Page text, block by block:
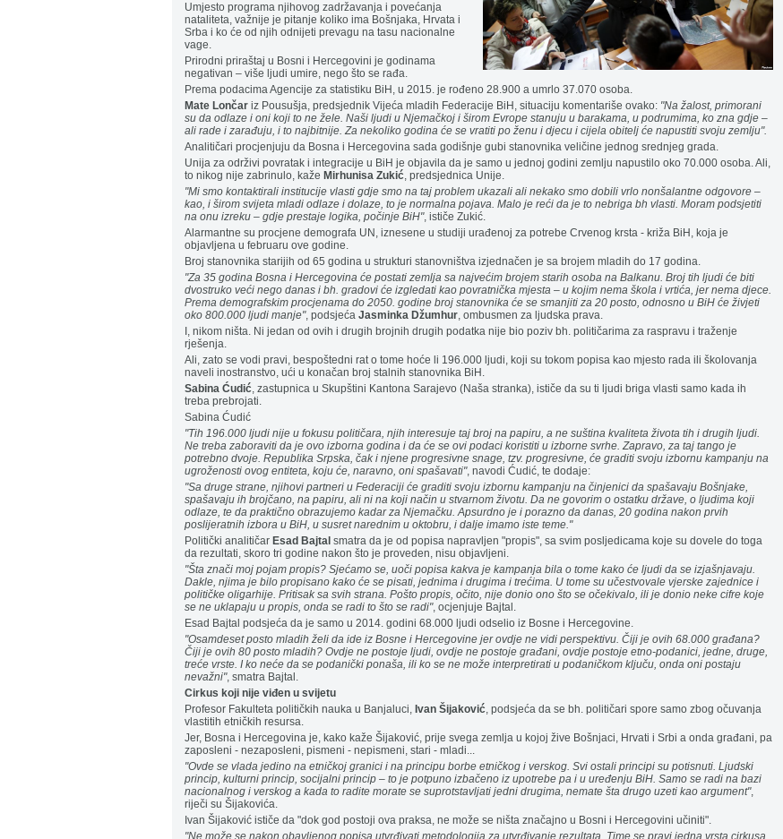
Umjesto programa njihovog zadržavanja i povećanja
nataliteta, važnije je pitanje koliko ima Bošnjaka, Hrvata i
Srba i ko će od njih odnijeti prevagu na tasu nacionalne
vage.
Prirodni priraštaj u Bosni i Hercegovini je godinama
negativan – više ljudi umire, nego što se rađa.
Prema podacima Agencije za statistiku BiH, u 2015. je rođeno 28.900 a umrlo 37.070 osoba.
Mate Lončar iz Pousušja, predsjednik Vijeća mladih Federacije BiH, situaciju komentariše ovako: "Na žalost, primorani
su da odlaze i oni koji to ne žele. Naši ljudi u Njemačkoj i širom Evrope stanuju u barakama, u podrumima, ko zna gdje –
ali rade i zarađuju, i to najbitnije. Za nekoliko godina će se vratiti po ženu i djecu i cijela obitelj će napustiti svoju zemlju".
Analitičari procjenjuju da Bosna i Hercegovina sada godišnje gubi stanovnika veličine jednog srednjeg grada.
Unija za održivi povratak i integracije u BiH je objavila da je samo u jednoj godini zemlju napustilo oko 70.000 osoba. Ali,
to nikog nije zabrinulo, kaže Mirhunisa Zukić, predsjednica Unije.
"Mi smo kontaktirali institucije vlasti gdje smo na taj problem ukazali ali nekako smo dobili vrlo nonšalantne odgovore –
kao, i širom svijeta mladi odlaze i dolaze, to je normalna pojava. Malo je reći da je to nebriga bh vlasti. Moram podsjetiti
na onu izreku – gdje prestaje logika, počinje BiH", ističe Zukić.
Alarmantne su procjene demografa UN, iznesene u studiji urađenoj za potrebe Crvenog krsta - križa BiH, koja je
objavljena u februaru ove godine.
Broj stanovnika starijih od 65 godina u strukturi stanovništva izjednačen je sa brojem mladih do 17 godina.
"Za 35 godina Bosna i Hercegovina će postati zemlja sa najvećim brojem starih osoba na Balkanu. Broj tih ljudi će biti
dvostruko veći nego danas i bh. gradovi će izgledati kao povratnička mjesta – u kojim nema škola i vrtića, jer nema djece.
Prema demografskim procjenama do 2050. godine broj stanovnika će se smanjiti za 20 posto, odnosno u BiH će živjeti
oko 800.000 ljudi manje", podsjeća Jasminka Džumhur, ombusmen za ljudska prava.
I, nikom ništa. Ni jedan od ovih i drugih brojnih drugih podatka nije bio poziv bh. političarima za raspravu i traženje
rješenja.
Ali, zato se vodi pravi, bespoštedni rat o tome hoće li 196.000 ljudi, koji su tokom popisa kao mjesto rada ili školovanja
naveli inostranstvo, ući u konačan broj stalnih stanovnika BiH.
Sabina Ćudić, zastupnica u Skupštini Kantona Sarajevo (Naša stranka), ističe da su ti ljudi briga vlasti samo kada ih
treba prebrojati.
Sabina Ćudić
"Tih 196.000 ljudi nije u fokusu političara, njih interesuje taj broj na papiru, a ne suština kvaliteta života tih i drugih ljudi.
Ne treba zaboraviti da je ovo izborna godina i da će se ovi podaci koristiti u izborne svrhe. Zapravo, za taj tango je
potrebno dvoje. Republika Srpska, čak i njene progresivne snage, tzv. progresivne, će graditi svoju izbornu kampanju na
ugroženosti ovog entiteta, koju će, naravno, oni spašavati", navodi Ćudić, te dodaje:
"Sa druge strane, njihovi partneri u Federaciji će graditi svoju izbornu kampanju na činjenici da spašavaju Bošnjake,
spašavaju ih brojčano, na papiru, ali ni na koji način u stvarnom životu. Da ne govorim o ostatku države, o ljudima koji
odlaze, te da praktično obrazujemo kadar za Njemačku. Apsurdno je i porazno da danas, 20 godina nakon prvih
poslijeratnih izbora u BiH, u susret narednim u oktobru, i dalje imamo iste teme."
Politički analitičar Esad Bajtal smatra da je od popisa napravljen "propis", sa svim posljedicama koje su dovele do toga
da rezultati, skoro tri godine nakon što je proveden, nisu objavljeni.
"Šta znači moj pojam propis? Sjećamo se, uoči popisa kakva je kampanja bila o tome kako će ljudi da se izjašnjavaju.
Dakle, njima je bilo propisano kako će se pisati, jednima i drugima i trećima. U tome su učestvovale vjerske zajednice i
političke oligarhije. Pritisak sa svih strana. Pošto propis, očito, nije donio ono što se očekivalo, ili je donio neke cifre koje
se ne uklapaju u propis, onda se radi to što se radi", ocjenjuje Bajtal.
Esad Bajtal podsjeća da je samo u 2014. godini 68.000 ljudi odselio iz Bosne i Hercegovine.
"Osamdeset posto mladih želi da ide iz Bosne i Hercegovine jer ovdje ne vidi perspektivu. Čiji je ovih 68.000 građana?
Čiji je ovih 80 posto mladih? Ovdje ne postoje ljudi, ovdje ne postoje građani, ovdje postoje etno-podanici, jedne, druge,
treće vrste. I ko neće da se podanički ponaša, ili ko se ne može interpretirati u podaničkom ključu, onda oni postaju
nevažni", smatra Bajtal.
Cirkus koji nije viđen u svijetu
Profesor Fakulteta političkih nauka u Banjaluci, Ivan Šijaković, podsjeća da se bh. političari spore samo zbog očuvanja
vlastitih etničkih resursa.
Jer, Bosna i Hercegovina je, kako kaže Šijaković, prije svega zemlja u kojoj žive Bošnjaci, Hrvati i Srbi a onda građani, pa
zaposleni - nezaposleni, pismeni - nepismeni, stari - mladi...
"Ovde se vlada jedino na etničkoj granici i na principu borbe etničkog i verskog. Svi ostali principi su potisnuti. Ljudski
princip, kulturni princip, socijalni princip – to je potpuno izbačeno iz upotrebe pa i u uređenju BiH. Samo se radi na bazi
nacionalnog i verskog a kada to radite morate se suprotstavljati jedni drugima, nemate šta drugo uzeti kao argument",
riječi su Šijakovića.
Ivan Šijaković ističe da "dok god postoji ova praksa, ne može se ništa značajno u Bosni i Hercegovini učiniti".
"Ne može se nakon obavljenog popisa utvrđivati metodologija za utvrđivanje rezultata. Time se pravi jedna vrsta cirkusa